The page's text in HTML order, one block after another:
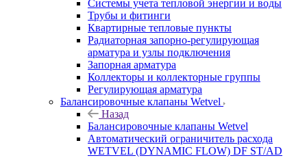
Системы учета тепловой энергии и воды
Трубы и фитинги
Квартирные тепловые пункты
Радиаторная запорно-регулирующая
арматура и узлы подключения
Запорная арматура
Коллекторы и коллекторные группы
Регулирующая арматура
Балансировочные клапаны Wetvel
Назад
Балансировочные клапаны Wetvel
Автоматический ограничитель расхода
WETVEL (DYNAMIC FLOW) DF ST/AD